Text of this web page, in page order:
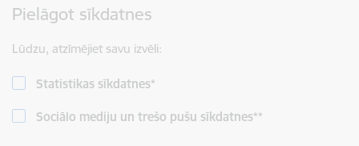
Pielāgot sīkdatnes
Lūdzu, atzīmējiet savu izvēli:
Statistikas sīkdatnes*
Sociālo mediju un trešo pušu sīkdatnes**